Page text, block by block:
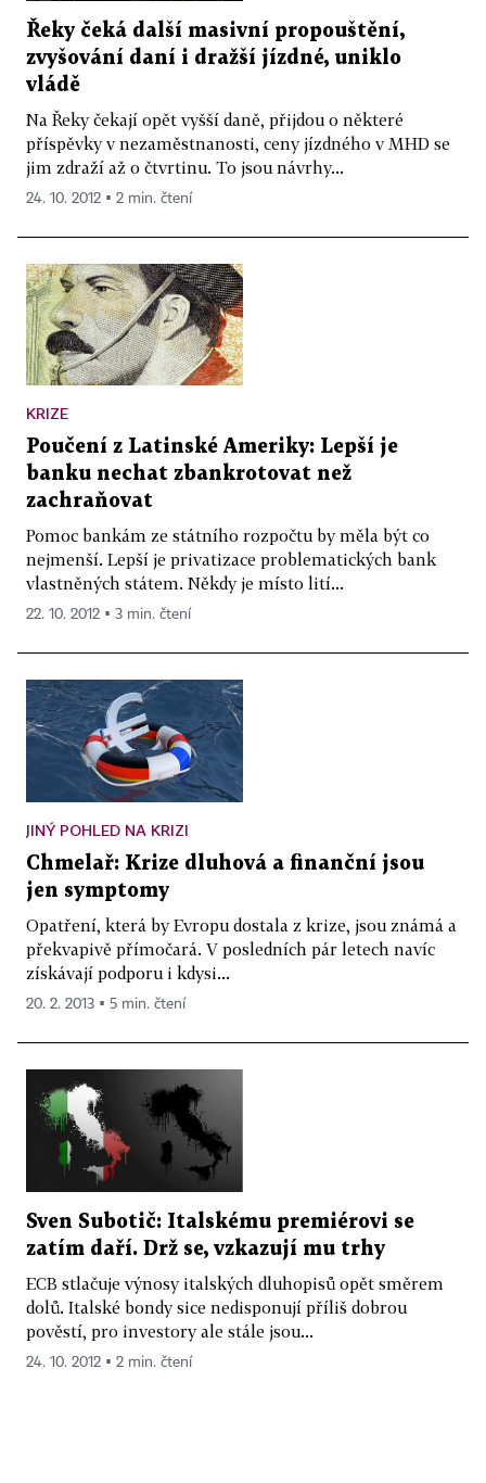
Řeky čeká další masivní propouštění,
zvyšování daní i dražší jízdné, uniklo
vládě
Na Řeky čekají opět vyšší daně, přijdou o některé
příspěvky v nezaměstnanosti, ceny jízdného v MHD se
jim zdraží až o čtvrtinu. To jsou návrhy...
24. 10. 2012 ▪ 2 min. čtení
KRIZE
Poučení z Latinské Ameriky: Lepší je
banku nechat zbankrotovat než
zachraňovat
Pomoc bankám ze státního rozpočtu by měla být co
nejmenší. Lepší je privatizace problematických bank
vlastněných státem. Někdy je místo lití...
22. 10. 2012 ▪ 3 min. čtení
JINÝ POHLED NA KRIZI
Chmelař: Krize dluhová a finanční jsou
jen symptomy
Opatření, která by Evropu dostala z krize, jsou známá a
překvapivě přímočará. V posledních pár letech navíc
získávají podporu i kdysi...
20. 2. 2013 ▪ 5 min. čtení
Sven Subotič: Italskému premiérovi se
zatím daří. Drž se, vzkazují mu trhy
ECB stlačuje výnosy italských dluhopisů opět směrem
dolů. Italské bondy sice nedisponují příliš dobrou
pověstí, pro investory ale stále jsou...
24. 10. 2012 ▪ 2 min. čtení